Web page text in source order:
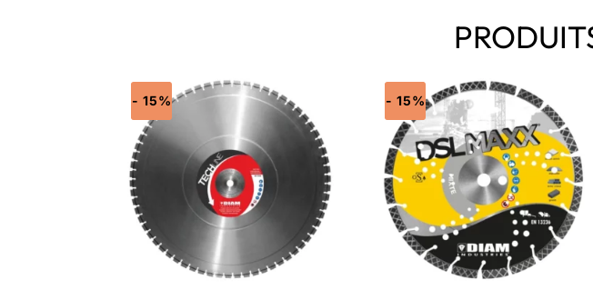
- 15% - 15%